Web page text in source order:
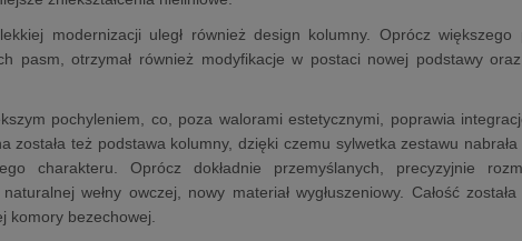
modernizacji uległ również design kolumny. Oprócz większego
pasm, otrzymał również modyfikacje w postaci nowej podstawy
pochyleniem, co, poza walorami estetycznymi, poprawia
została też podstawa kolumny, dzięki czemu sylwetka zestawu
charakteru. Oprócz dokładnie przemyślanych, precyzyjnie
wełny owczej, nowy materiał wygłuszeniowy. Całość
komory bezechowej.